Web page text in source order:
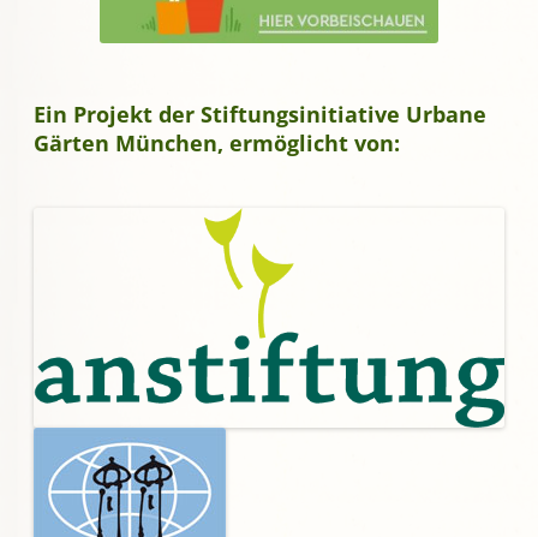
Ein Projekt der Stiftungsinitiative Urbane
Gärten München, ermöglicht von: